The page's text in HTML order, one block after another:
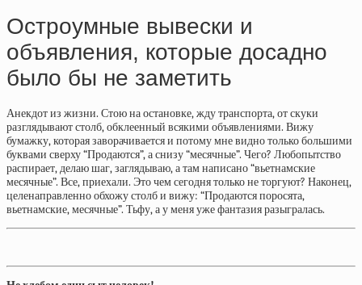
Остроумные вывески и
объявления, которые досадно
было бы не заметить
Анекдот из жизни. Стою на остановке, жду транспорта, от скуки
разглядывают столб, обклеенный всякими объявлениями. Вижу
бумажку, которая заворачивается и потому мне видно только большими
буквами сверху “Продаются”, а снизу “месячные”. Чего? Любопытство
распирает, делаю шаг, заглядываю, а там написано “вьетнамские
месячные”. Все, приехали. Это чем сегодня только не торгуют? Наконец,
целенаправленно обхожу столб и вижу: “Продаются поросята,
вьетнамские, месячные”. Тьфу, а у меня уже фантазия разыгралась.